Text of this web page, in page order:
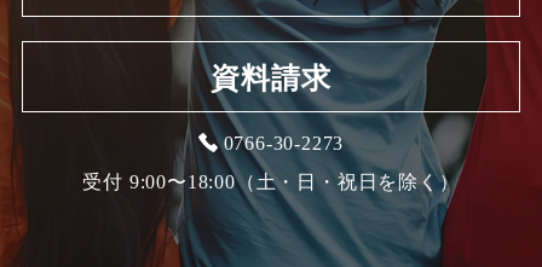
資料請求
0766-30-2273
受付 9:00〜18:00（土・日・祝日を除く）